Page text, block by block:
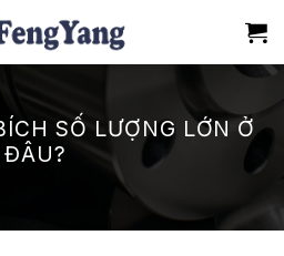
SỐ LƯỢNG LỚN Ở
ĐÂU?